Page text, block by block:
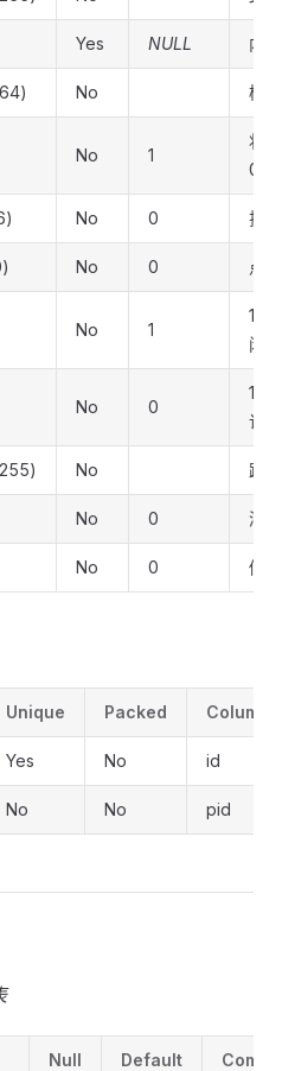
Yes NULL 内容
No 模型
No 1
状
0:
No 0 排序
No 0 点
No 1
1:开
闭
No 0
1:锁
许
No 路径
No 0 添
No 0 修
Unique Packed Column
Yes No id
No No pid
Null Default